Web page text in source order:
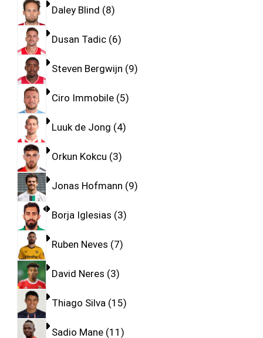
Daley Blind 8
Dusan Tadic 6
Steven Bergwijn 9
Ciro Immobile 5
Luuk de Jong 4
Orkun Kokcu 3
Jonas Hofmann 9
Borja Iglesias 3
Ruben Neves 7
David Neres 3
Thiago Silva 15
Sadio Mane 11